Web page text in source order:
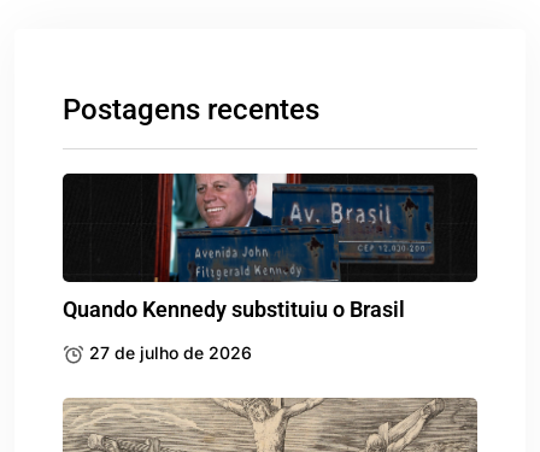
Postagens recentes
Quando Kennedy substituiu o Brasil
27 de julho de 2026